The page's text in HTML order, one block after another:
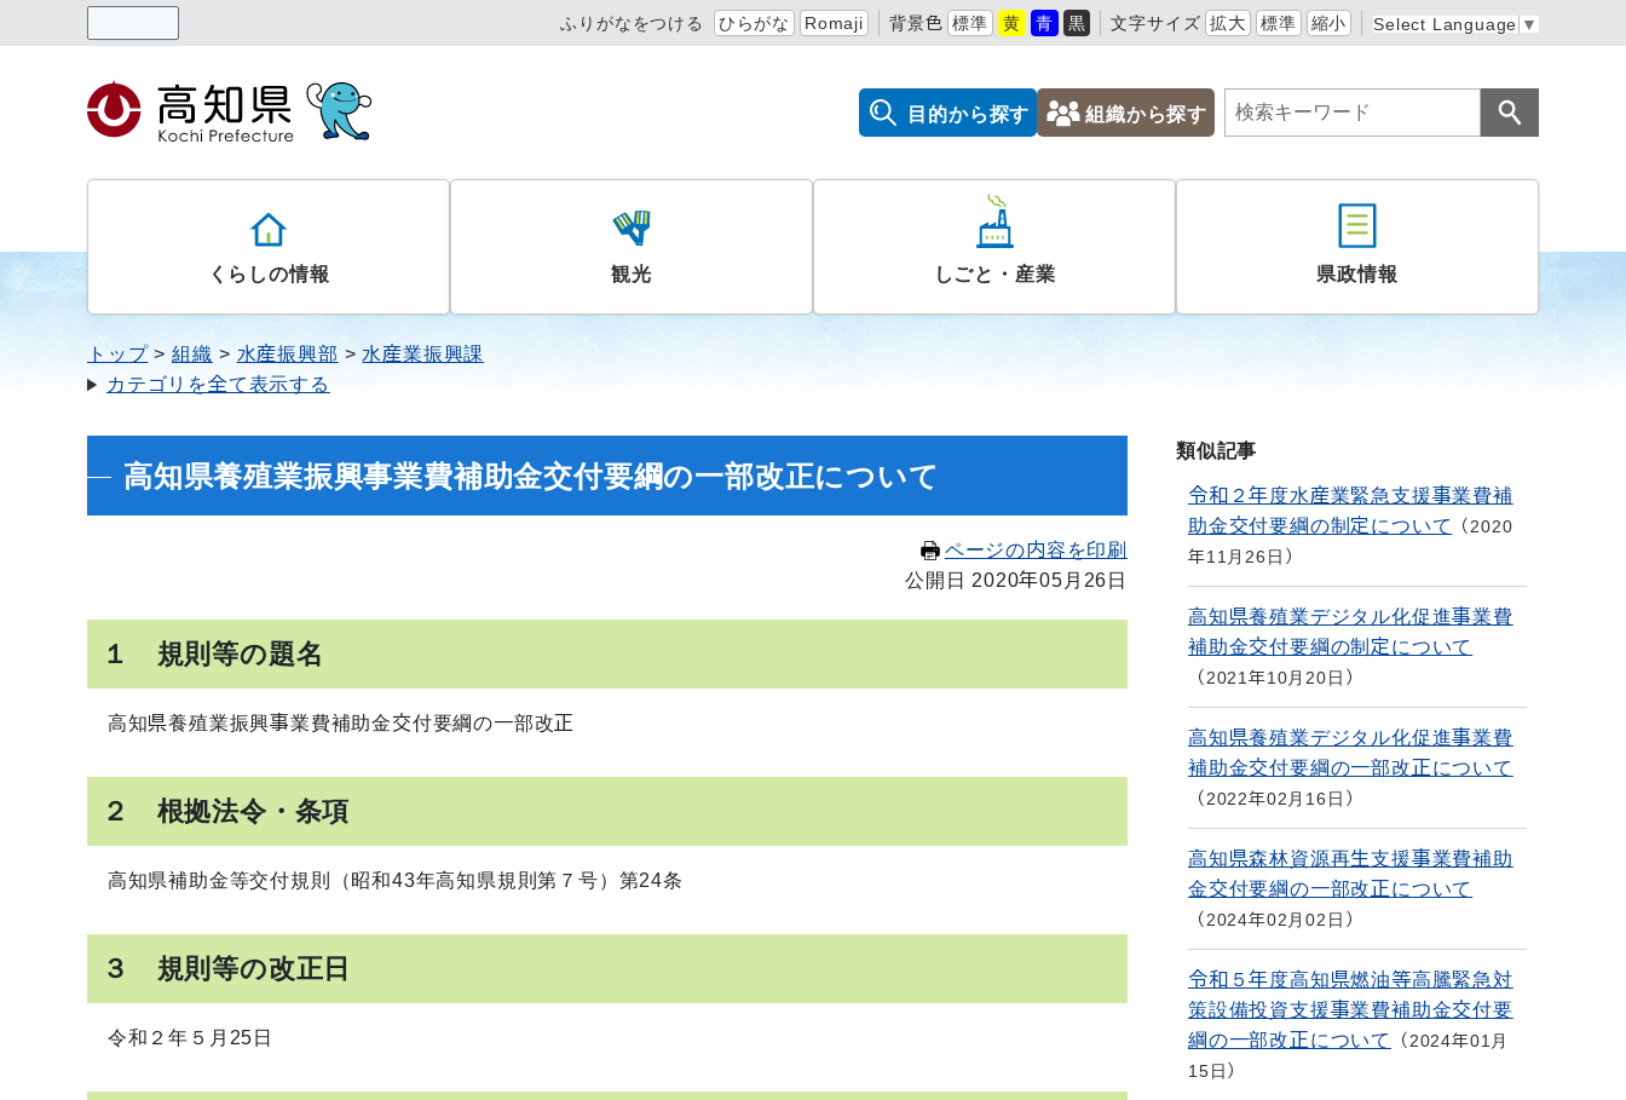
ふりがなをつける ひらがな Romaji 背景色 標準 黄 青 黒 文字サイズ 拡大 標準 縮小 Select Language ▼
目的から探す 組織から探す
くらしの情報 観光 しごと・産業 県政情報
トップ 組織 水産振興部
水産業振興課
カテゴリを全て表示する
高知県養殖業振興事業費補助金交付要綱の一部改正について
ページの内容を印刷
公開日 2020年05月26日
１ 規則等の題名
高知県養殖業振興事業費補助金交付要綱の一部改正
２ 根拠法令・条項
高知県補助金等交付規則（昭和43年高知県規則第７号）第24条
３ 規則等の改正日
令和２年５月25日
類似記事
令和２年度水産業緊急支援事業費補
助金交付要綱の制定について
2020
年11月26日
高知県養殖業デジタル化促進事業費
補助金交付要綱の制定について
2021年10月20日
高知県養殖業デジタル化促進事業費
補助金交付要綱の一部改正について
2022年02月16日
高知県森林資源再生支援事業費補助
金交付要綱の一部改正について
2024年02月02日
令和５年度高知県燃油等高騰緊急対
策設備投資支援事業費補助金交付要
綱の一部改正について
2024年01月
15日